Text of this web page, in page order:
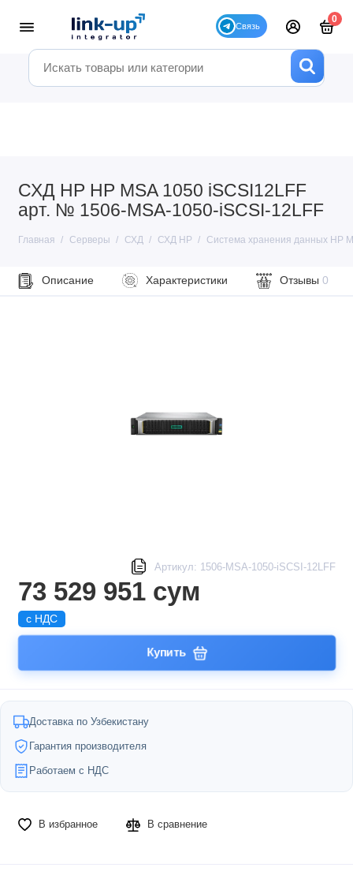
0
СХД HP HP MSA 1050 iSCSI12LFF
арт. № 1506-MSA-1050-iSCSI-12LFF
Главная Серверы СХД СХД HP Система хранения данных HP
Описание Характеристики Отзывы 0
Артикул: 1506-MSA-1050-iSCSI-12LFF
73 529 951 сум
с НДС
Купить
Доставка по Узбекистану
Гарантия производителя
Работаем с НДС
В избранное В сравнение